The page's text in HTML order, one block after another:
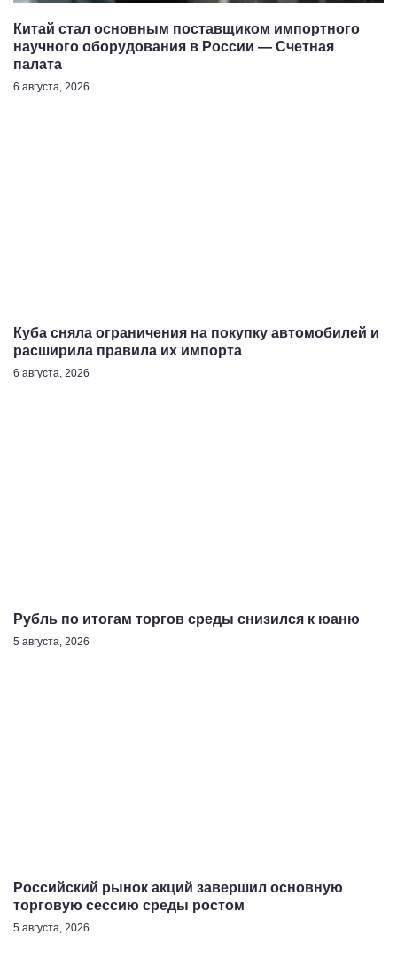
Китай стал основным поставщиком импортного
научного оборудования в России — Счетная
палата
6 августа, 2026
Куба сняла ограничения на покупку автомобилей и
расширила правила их импорта
6 августа, 2026
Рубль по итогам торгов среды снизился к юаню
5 августа, 2026
Российский рынок акций завершил основную
торговую сессию среды ростом
5 августа, 2026